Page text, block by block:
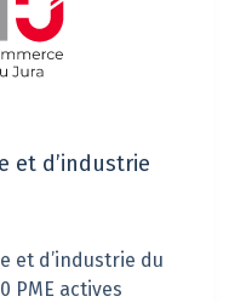
et d’industrie
et d’industrie du
PME actives